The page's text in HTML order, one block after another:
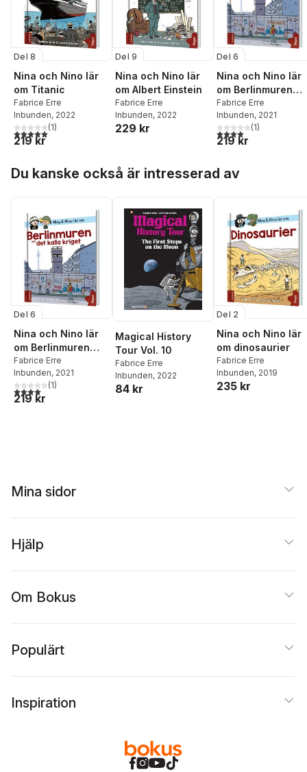
Del 8
Nina och Nino lär
om Titanic
Fabrice Erre
Inbunden, 2022
5,0utav 5 stjärnor. Totalt antal röster:
(1)
219 kr
Del 9
Nina och Nino lär
om Albert Einstein
Fabrice Erre
Inbunden, 2022
229 kr
Del 6
Nina och Nino lär
om Berlinmuren
och det kalla
Fabrice Erre
Inbunden, 2021
4,0utav 5 stjärnor.
(1)
219 kr
Du kanske också är intresserad av
Del 6
Nina och Nino lär
om Berlinmuren
och det kalla kriget
Fabrice Erre
Inbunden, 2021
4,0utav 5 stjärnor. Totalt antal röster:
(1)
219 kr
Magical History
Tour Vol. 10
Fabrice Erre
Inbunden, 2022
84 kr
Del 2
Nina och Nino lär
om dinosaurier
Fabrice Erre
Inbunden, 2019
235 kr
Mina sidor
Hjälp
Om Bokus
Populärt
Inspiration